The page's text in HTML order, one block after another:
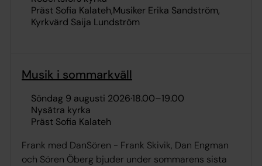
Präst Sofia Kalateh Musiker Erika Sandström
Kyrkvärd Saija Lundström
Musik i sommarkväll
söndag 9 augusti 2026·18.00–19.00
Nysätra kyrka
Präst Sofia Kalateh
Frank med DanSören - Frank Skivik, Dan Engman
och Sören Öberg bjuder under sommarens sista